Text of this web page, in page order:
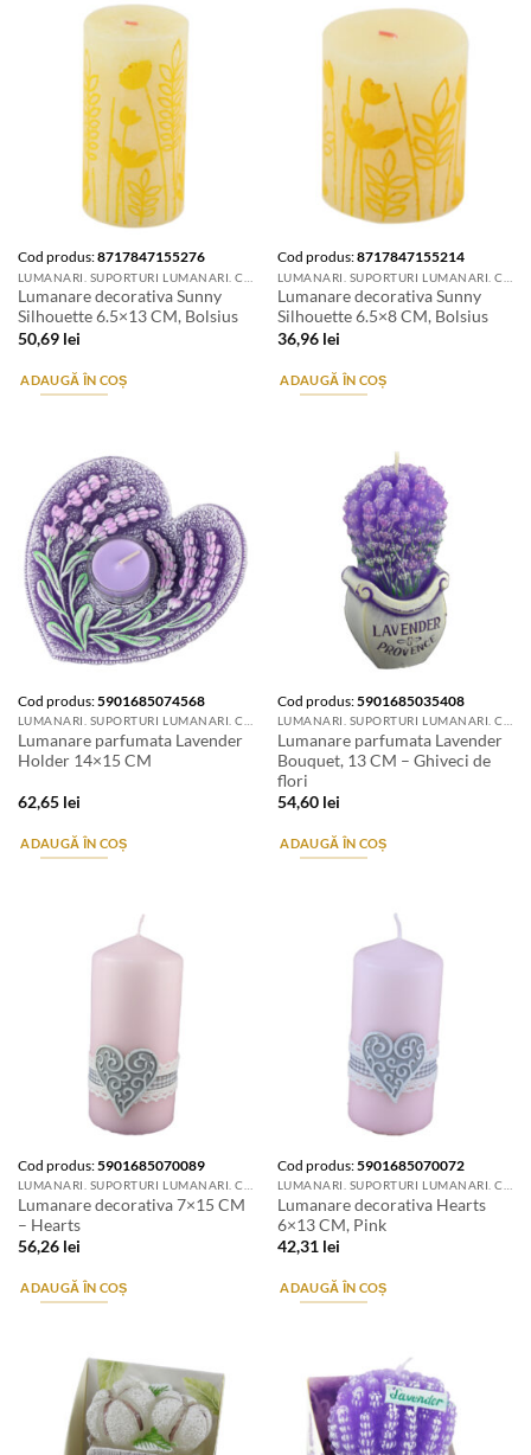
Cod produs:8717847155276
Lumanare decorativa Sunny
Silhouette 6.5×13 CM, Bolsius
50,69 lei
ADAUGĂ ÎN COȘ
Cod produs:8717847155214
Lumanare decorativa Sunny
Silhouette 6.5×8 CM, Bolsius
36,96 lei
ADAUGĂ ÎN COȘ
Cod produs:5901685074568
Lumanare parfumata Lavender
Holder 14×15 CM
62,65 lei
ADAUGĂ ÎN COȘ
Cod produs:5901685035408
Lumanare parfumata Lavender
Bouquet, 13 CM – Ghiveci de
flori
54,60 lei
ADAUGĂ ÎN COȘ
Cod produs:5901685070089
Lumanare decorativa 7×15 CM
– Hearts
56,26 lei
ADAUGĂ ÎN COȘ
Cod produs:5901685070072
Lumanare decorativa Hearts
6×13 CM, Pink
42,31 lei
ADAUGĂ ÎN COȘ